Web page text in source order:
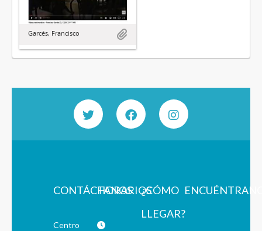
Garcés, Francisco
CONTÁCTANOS
Centro
HORARIOS¿CÓMO
LLEGAR?